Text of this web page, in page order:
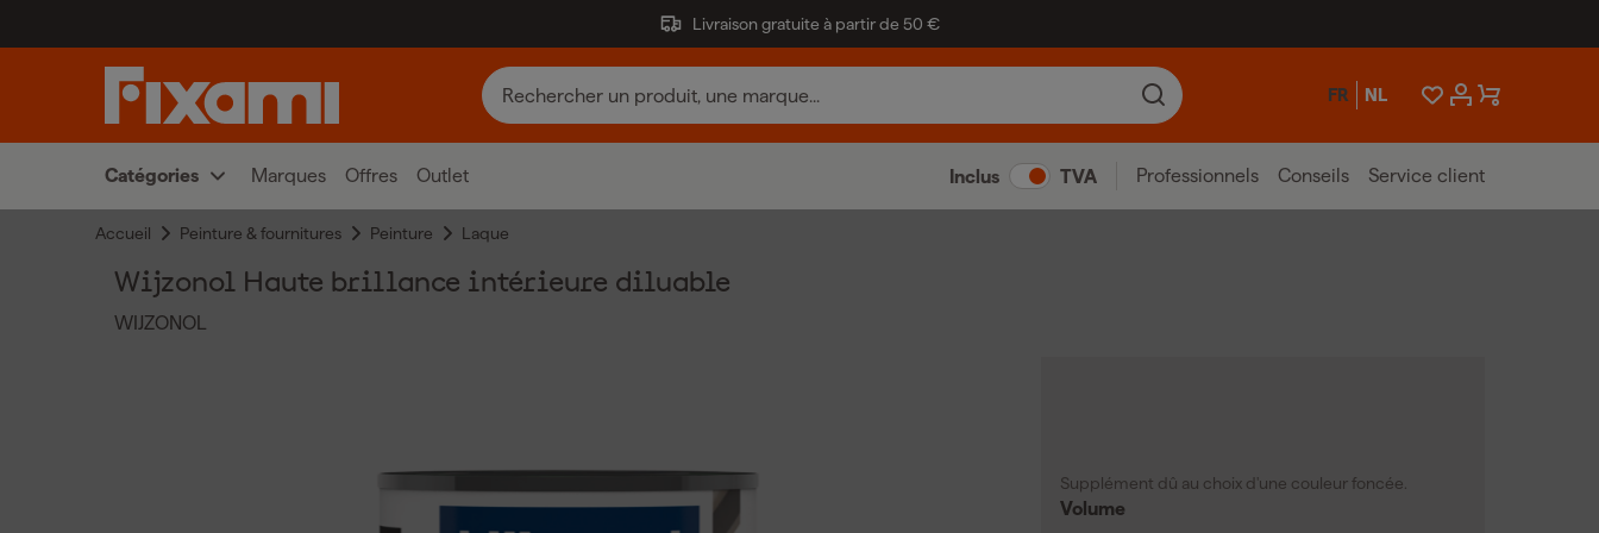
Livraison gratuite à partir de 50 €
FR NL
Catégories Marques Offres Outlet Inclus TVA Professionnels Conseils Service client
Accueil Peinture & fournitures Peinture Laque
Wijzonol Haute brillance intérieure diluable
WIJZONOL
Supplément dû au choix d'une couleur foncée.
Volume